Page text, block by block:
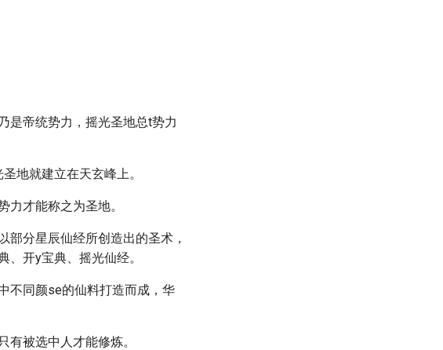
是帝统势力，摇光圣地总t势力
地就建立在天玄峰上。
才能称之为圣地。
分星辰仙经所创造出的圣术，
开y宝典、摇光仙经。
不同颜se的仙料打造而成，华
被选中人才能修炼。